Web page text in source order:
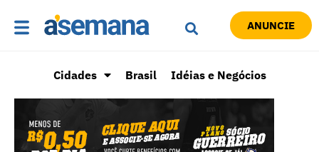
ANUNCIE
Cidades Brasil Idéias e Negócios